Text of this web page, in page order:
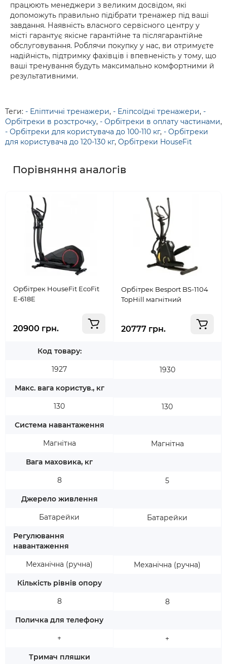
працюють менеджери з великим досвідом, які
допоможуть правильно підібрати тренажер під ваші
завдання. Наявність власного сервісного центру у
місті гарантує якісне гарантійне та післягарантійне
обслуговування. Роблячи покупку у нас, ви отримуєте
надійність, підтримку фахівців і впевненість у тому, що
ваші тренування будуть максимально комфортними й
результативними.
Теги: - Еліптичні тренажери, - Еліпсоїдні тренажери, -
Орбітреки в розстрочку, - Орбітреки в оплату частинами,
- Орбітреки для користувача до 100-110 кг, - Орбітреки
для користувача до 120-130 кг, Орбітреки HouseFit
Порівняння аналогів
Орбітрек HouseFit EcoFit
E-618E
20900 грн.
Код товару:
1927
Макс. вага користув., кг
130
Система навантаження
Магнітна
Вага маховика, кг
8
Джерело живлення
Батарейки
Регулювання
навантаження
Механічна (ручна)
Кількість рівнів опору
8
Поличка для телефону
+
Тримач пляшки
Орбітрек Besport BS-1104
TopHill магнітний
20777 грн.
1930
130
Магнітна
5
Батарейки
Механічна (ручна)
8
+